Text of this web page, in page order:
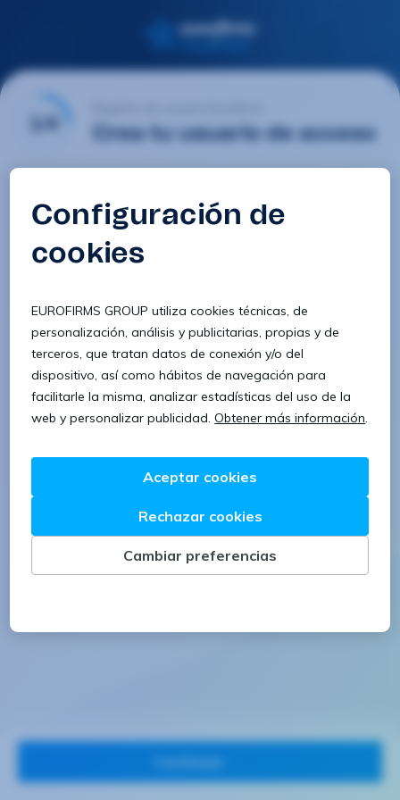
1/4 Crea tu usuario de acceso
Contraseña
Confirmar contraseña
8 caracteres 1 letra minúscula
1 letra mayúscula 1 número